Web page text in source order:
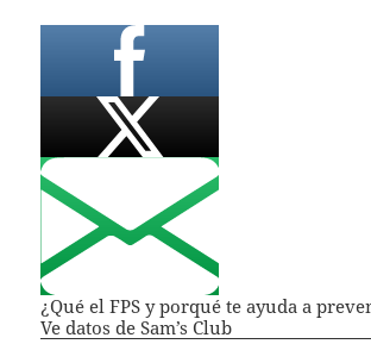
¿Qué el FPS y porqué te ayuda a
Ve datos de Sam’s Club